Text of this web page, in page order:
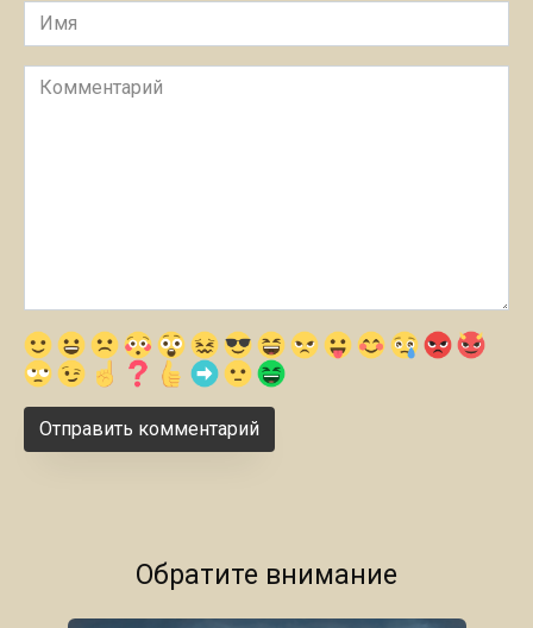
Имя
Комментарий
Обратите внимание